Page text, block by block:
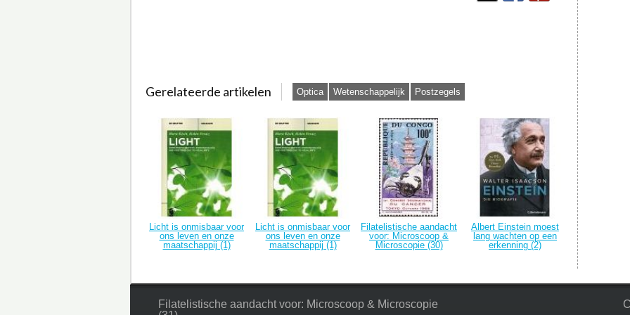
Gerelateerde artikelen Optica Wetenschappelijk Postzegels
Licht is onmisbaar voor
ons leven en onze
maatschappij (1)
Licht is onmisbaar voor
ons leven en onze
maatschappij (1)
Filatelistische aandacht
voor: Microscoop &
Microscopie (30)
Albert Einstein moest
lang wachten op een
erkenning (2)
Filatelistische aandacht voor: Microscoop & Microscopie